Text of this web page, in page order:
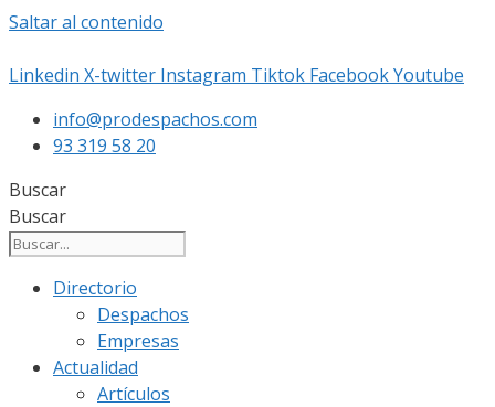
Saltar al contenido
Linkedin X-twitter Instagram Tiktok FacebookYoutube
info@prodespachos.com
93 319 58 20
Buscar
Buscar
Directorio
Despachos
Empresas
Actualidad
Artículos